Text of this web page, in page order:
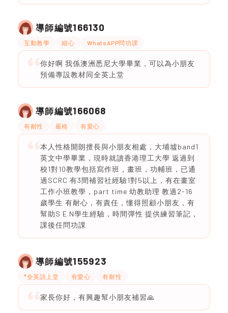
導師編號166130
互動教學 細心 WhatsAPP問功課
你好啊 我係澳洲悉尼大學畢業，可以為小朋友
預備專設教材同全英上堂
導師編號166068
有耐性 嚴格 有愛心
本人性格開朗擅長與小朋友相處，大埔墟band1
英文中學畢業，現時就讀香港理工大學 返過到
校1對10教學包括寫作班，畫班，功輔班，已通
過SCRC 有3間補習社經驗1對5以上，有在畫室
工作小班教學，part time 幼教助理 教過2-16
歲學生 有耐心，有責任，懂得照顧小朋友，有
幫助S E N學生經驗，時間彈性 提供練習筆記，
課後任問功課
導師編號155923
*全英語上堂 有愛心 有耐性
家長你好，有興趣幫小朋友補習🙏